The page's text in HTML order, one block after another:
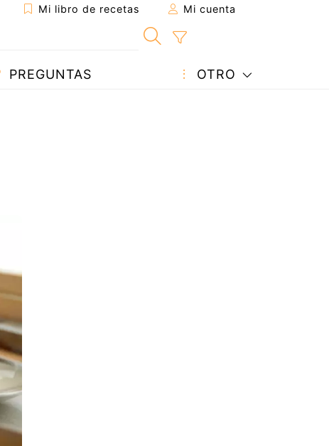
Mi libro de recetas Mi cuenta
PREGUNTAS OTRO